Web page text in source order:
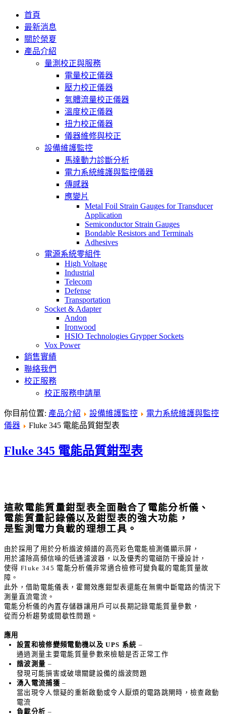
首頁
最新消息
關於榮夏
產品介紹
量測校正與服務
電量校正儀器
壓力校正儀器
氣體流量校正儀器
溫度校正儀器
扭力校正儀器
儀器維修與校正
設備維護監控
馬達動力診斷分析
電力系統維護與監控儀器
傳感器
應變片
Metal Foil Strain Gauges for Transducer
Application
Semiconductor Strain Gauges
Bondable Resistors and Terminals
Adhesives
電源系統零組件
High Voltage
Industrial
Telecom
Defense
Transportation
Socket & Adapter
Andon
Ironwood
HSIO Technologies Grypper Sockets
Vox Power
銷售實績
聯絡我們
校正服務
校正服務申請單
你目前位置: 產品介紹 設備維護監控
電力系統維護與監控
儀器
Fluke 345 電能品質鉗型表
Fluke 345 電能品質鉗型表
這款電能質量鉗型表全面融合了電能分析儀、
電能質量記錄儀以及鉗型表的強大功能，
是監測電力負載的理想工具。
由於採用了用於分析諧波頻譜的高亮彩色電能檢測儀顯示屏，
用於濾除高頻信噪的低通濾波器，以及優秀的電磁防干擾設計，
使得 Fluke 345 電能分析儀非常適合檢修可變負載的電能質量故
障。
此外，借助電能儀表，霍爾效應鉗型表還能在無需中斷電路的情況下
測量直流電流。
電能分析儀的內置存儲器讓用戶可以長期記錄電能質量參數，
從而分析趨勢或間歇性問題。
應用
設置和檢修變頻電動機以及 UPS 系統 –
通過測量主要電能質量參數來檢驗是否正常工作
諧波測量 –
發現可能損害或破壞關鍵設備的諧波問題
湧入電流捕獲 –
當出現令人懷疑的重新啟動或令人厭煩的電路跳閘時，檢查啟動
電流
負載分析 –